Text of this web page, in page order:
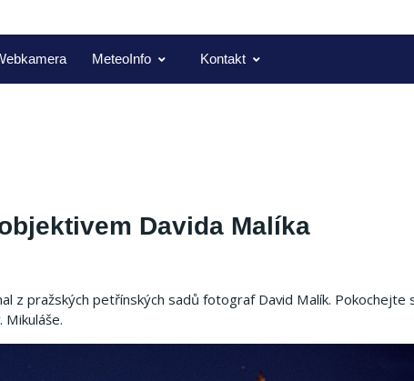
MeteoInfo Kontakt
Davida Malíka
z pražských petřínských sadů fotograf David Malík. Pokochejte